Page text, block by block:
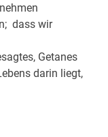
dass wir
Getanes
darin liegt,